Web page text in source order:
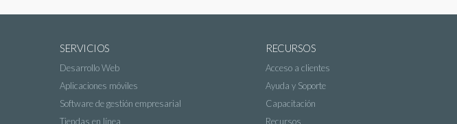
SERVICIOS
Desarrollo Web
Aplicaciones móviles
Software de gestión empresarial
Tiendas en línea
RECURSOS
Acceso a clientes
Ayuda y Soporte
Capacitación
Recursos